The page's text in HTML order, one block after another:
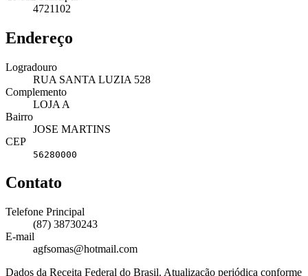
4721102
Endereço
Logradouro
RUA SANTA LUZIA 528
Complemento
LOJA A
Bairro
JOSE MARTINS
CEP
56280000
Contato
Telefone Principal
(87) 38730243
E-mail
agfsomas@hotmail.com
Dados da Receita Federal do Brasil. Atualização periódica conforme